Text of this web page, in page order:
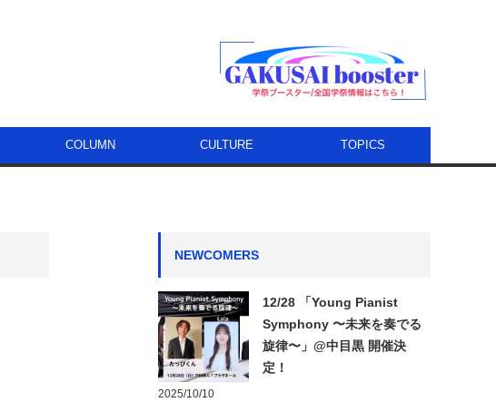
COLUMN CULTURE TOPICS
NEWCOMERS
12/28 「Young Pianist
Symphony 〜未来を奏でる
旋律〜」@中目黒 開催決
定！
2025/10/10